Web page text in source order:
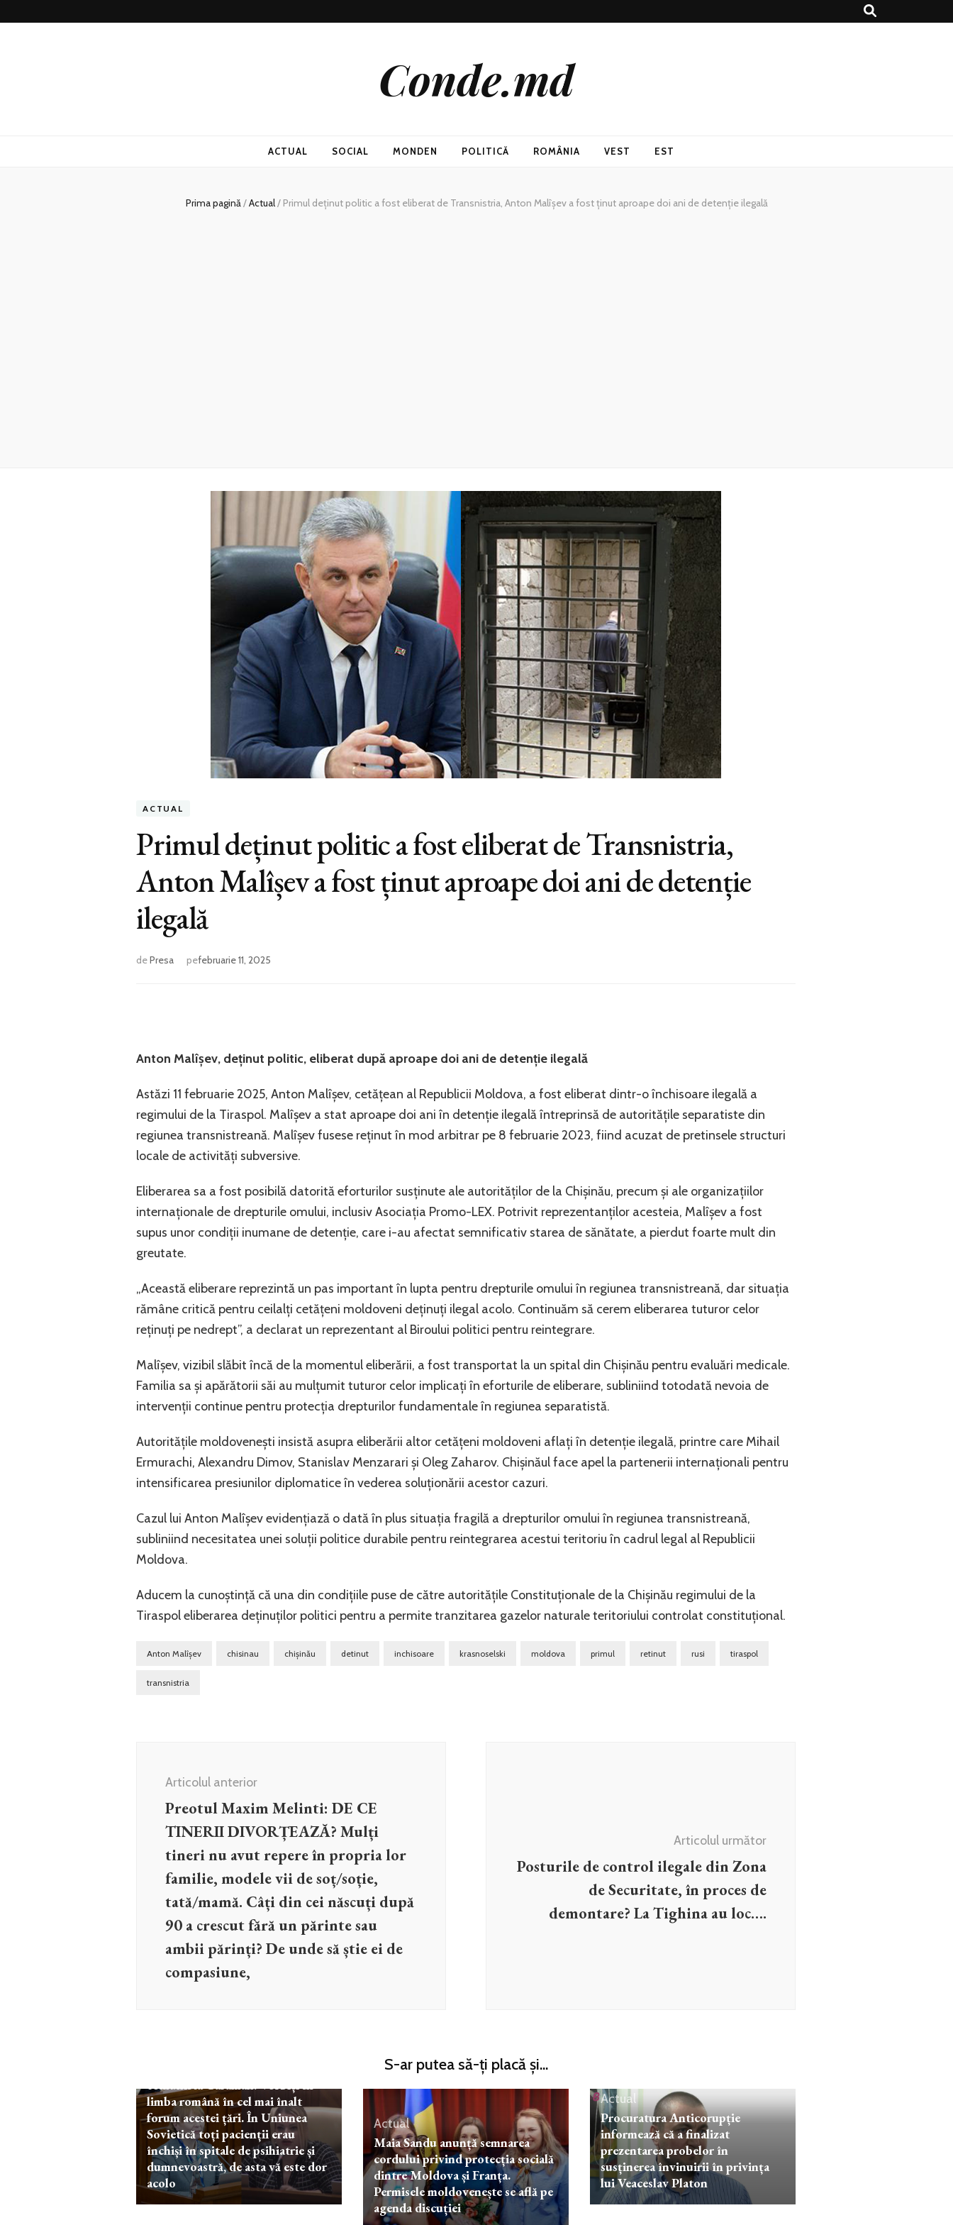
Conde.md
ACTUAL SOCIAL MONDEN POLITICĂ ROMÂNIA VEST EST
Prima pagină/Actual/ Primul deținut politic a fost eliberat de Transnistria, Anton Malîșev a fost ținut aproape doi ani de detenție ilegală
ACTUAL
Primul deținut politic a fost eliberat de Transnistria,
Anton Malîșev a fost ținut aproape doi ani de detenție
ilegală
dePresa pefebruarie 11, 2025
Anton Malîșev, deținut politic, eliberat după aproape doi ani de detenție ilegală
Astăzi 11 februarie 2025, Anton Malîșev, cetățean al Republicii Moldova, a fost eliberat dintr-o închisoare ilegală a
regimului de la Tiraspol. Malîșev a stat aproape doi ani în detenție ilegală întreprinsă de autoritățile separatiste din
regiunea transnistreană. Malîșev fusese reținut în mod arbitrar pe 8 februarie 2023, fiind acuzat de pretinsele structuri
locale de activități subversive.
Eliberarea sa a fost posibilă datorită eforturilor susținute ale autorităților de la Chișinău, precum și ale organizațiilor
internaționale de drepturile omului, inclusiv Asociația Promo-LEX. Potrivit reprezentanților acesteia, Malîșev a fost
supus unor condiții inumane de detenție, care i-au afectat semnificativ starea de sănătate, a pierdut foarte mult din
greutate.
„Această eliberare reprezintă un pas important în lupta pentru drepturile omului în regiunea transnistreană, dar situația
rămâne critică pentru ceilalți cetățeni moldoveni deținuți ilegal acolo. Continuăm să cerem eliberarea tuturor celor
reținuți pe nedrept”, a declarat un reprezentant al Biroului politici pentru reintegrare.
Malîșev, vizibil slăbit încă de la momentul eliberării, a fost transportat la un spital din Chișinău pentru evaluări medicale.
Familia sa și apărătorii săi au mulțumit tuturor celor implicați în eforturile de eliberare, subliniind totodată nevoia de
intervenții continue pentru protecția drepturilor fundamentale în regiunea separatistă.
Autoritățile moldovenești insistă asupra eliberării altor cetățeni moldoveni aflați în detenție ilegală, printre care Mihail
Ermurachi, Alexandru Dimov, Stanislav Menzarari și Oleg Zaharov. Chișinăul face apel la partenerii internaționali pentru
intensificarea presiunilor diplomatice în vederea soluționării acestor cazuri.
Cazul lui Anton Malîșev evidențiază o dată în plus situația fragilă a drepturilor omului în regiunea transnistreană,
subliniind necesitatea unei soluții politice durabile pentru reintegrarea acestui teritoriu în cadrul legal al Republicii
Moldova.
Aducem la cunoștință că una din condițiile puse de către autoritățile Constituționale de la Chișinău regimului de la
Tiraspol eliberarea deținuților politici pentru a permite tranzitarea gazelor naturale teritoriului controlat constituțional.
Anton Malîșev chisinau chișinău detinut inchisoare krasnoselski moldova primul retinut rusi tiraspol
transnistria
articole
Articolul anterior
Preotul Maxim Melinti: DE CE
TINERII DIVORȚEAZĂ? Mulți
tineri nu avut repere în propria lor
familie, modele vii de soț/soție,
tată/mamă. Câți din cei născuți după
90 a crescut fără un părinte sau
ambii părinți? De unde să știe ei de
compasiune,
Articolul următor
Posturile de control ilegale din Zona
de Securitate, în proces de
demontare? La Tighina au loc….
S-ar putea să-ți placă și...
comunista Caraman: Vorbiți în
limba română în cel mai înalt
forum acestei țări. În Uniunea
Sovietică toți pacienții erau
închiși în spitale de psihiatrie și
dumnevoastră, de asta vă este dor
acolo
Actual
Maia Sandu anunță semnarea
cordului privind protecția socială
dintre Moldova și Franța.
Permisele moldovenește se află pe
agenda discuției
Actual
Procuratura Anticorupție
informează că a finalizat
prezentarea probelor în
susținerea învinuirii în privința
lui Veaceslav Platon